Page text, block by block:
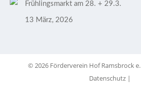
Frühlingsmarkt am 28. + 29.3.
13 März, 2026
© 2026 Förderverein Hof Ramsbrock e.
Datenschutz|